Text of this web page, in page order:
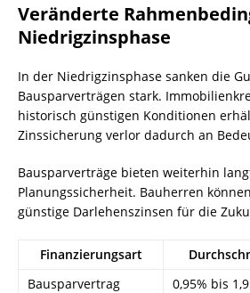
Veränderte
Niedrigzinsphase
In der Niedrigzinsphase sanken die
Bausparverträgen stark.
historisch günstigen Konditionen
Zinssicherung verlor dadurch an
Bausparverträge bieten weiterhin
Planungssicherheit. Bauherren
günstige Darlehenszinsen für die
Finanzierungsart
Bausparvertrag
0,95% bis